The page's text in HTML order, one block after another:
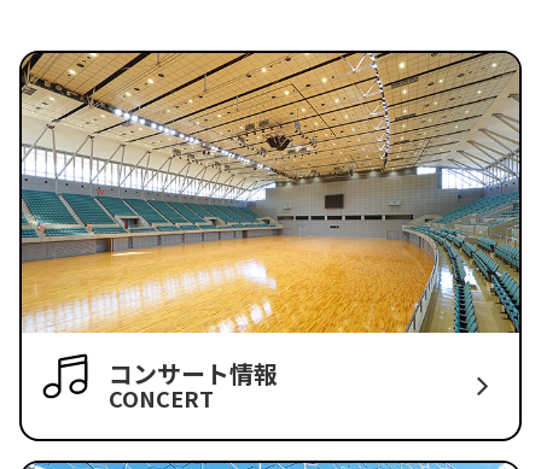
コンサート情報
CONCERT